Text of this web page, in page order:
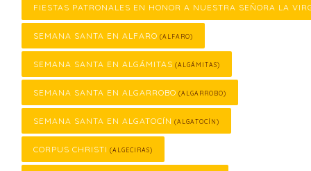
FIESTAS PATRONALES EN HONOR A NUESTRA SEÑORA LA
SEMANA SANTA EN ALFARO (ALFARO)
SEMANA SANTA EN ALGÁMITAS (ALGÁMITAS)
SEMANA SANTA EN ALGARROBO (ALGARROBO)
SEMANA SANTA EN ALGATOCÍN (ALGATOCÍN)
CORPUS CHRISTI (ALGECIRAS)